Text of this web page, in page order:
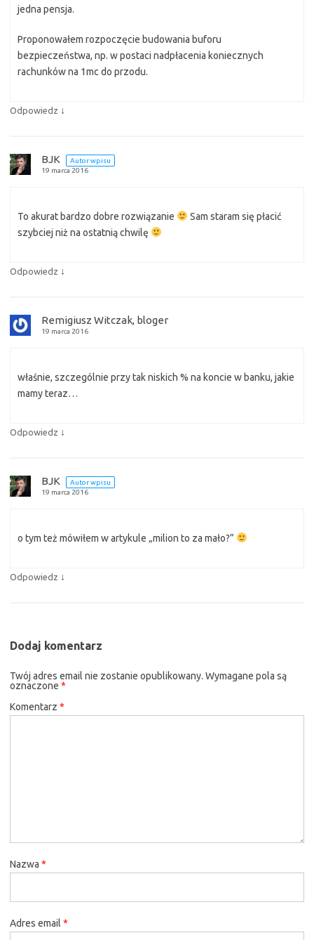
jedna pensja.
Proponowałem rozpoczęcie budowania buforu
bezpieczeństwa, np. w postaci nadpłacenia koniecznych
rachunków na 1mc do przodu.
Odpowiedz ↓
BJK
Autor wpisu
19 marca 2016
To akurat bardzo dobre rozwiązanie
Sam staram się płacić
szybciej niż na ostatnią chwilę
Odpowiedz ↓
Remigiusz Witczak, bloger
19 marca 2016
właśnie, szczególnie przy tak niskich % na koncie w banku, jakie
mamy teraz…
Odpowiedz ↓
BJK
Autor wpisu
19 marca 2016
o tym też mówiłem w artykule „milion to za mało?”
Odpowiedz ↓
Dodaj komentarz
Twój adres email nie zostanie opublikowany. Wymagane pola są
oznaczone *
Komentarz *
Nazwa *
Adres email *